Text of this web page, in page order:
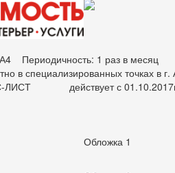
Периодичность: 1 раз в месяц
в специализированных точках в
с
Обложка 1